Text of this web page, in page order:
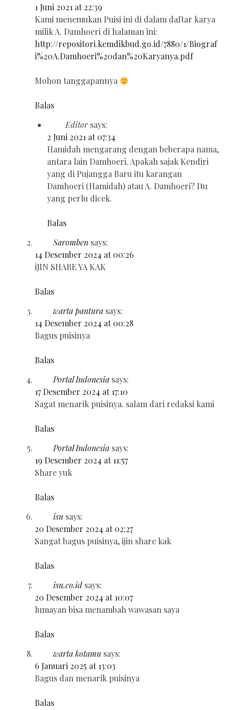
1 Juni 2021 at 22:39
Kami menemukan Puisi ini di dalam daftar karya
milik A. Damhoeri di halaman ini:
http://repositori.kemdikbud.go.id/7880/1/Biograf
i%20A.Damhoeri%20dan%20Karyanya.pdf
Mohon tanggapannya
Balas
Editor says:
2 Juni 2021 at 07:34
Hamidah mengarang dengan beberapa nama,
antara lain Damhoeri. Apakah sajak Kendiri
yang di Pujangga Baru itu karangan
Damhoeri (Hamidah) atau A. Damhoeri? Itu
yang perlu dicek.
Balas
Saromben says:
14 Desember 2024 at 00:26
iJIN SHARE YA KAK
Balas
warta pantura says:
14 Desember 2024 at 00:28
Bagus puisinya
Balas
Portal Indonesia says:
17 Desember 2024 at 17:10
Sagat menarik puisinya. salam dari redaksi kami
Balas
Portal Indonesia says:
19 Desember 2024 at 11:57
Share yuk
Balas
isu says:
20 Desember 2024 at 02:27
Sangat bagus puisinya, ijin share kak
Balas
isu.co.id says:
20 Desember 2024 at 10:07
lumayan bisa menambah wawasan saya
Balas
warta kotamu says:
6 Januari 2025 at 13:03
Bagus dan menarik puisinya
Balas